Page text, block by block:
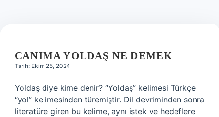
CANIMA YOLDAŞ NE DEMEK
Tarih: Ekim 25, 2024
Yoldaş diye kime denir? “Yoldaş” kelimesi Türkçe
“yol” kelimesinden türemiştir. Dil devriminden sonra
literatüre giren bu kelime, aynı istek ve hedeflere